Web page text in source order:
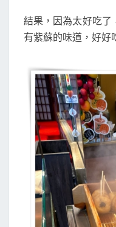
結果，因為太好吃了
有紫蘇的味道，好好